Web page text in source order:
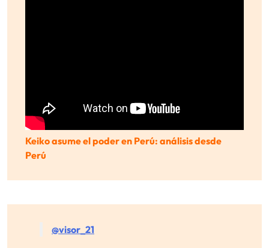
Keiko asume el poder en Perú: análisis desde
Perú
@visor_21